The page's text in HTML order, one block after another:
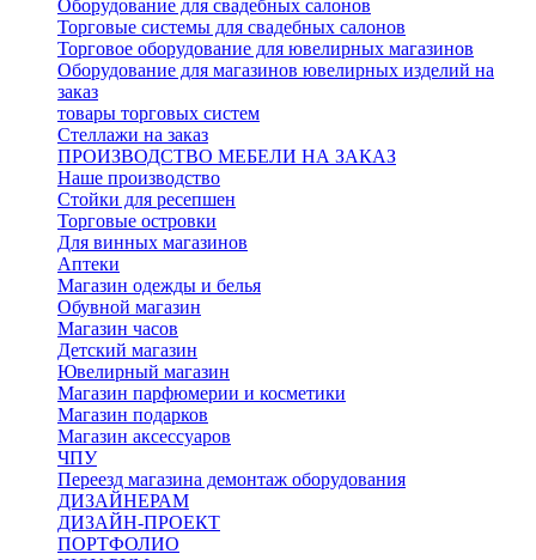
Оборудование для свадебных салонов
Торговые системы для свадебных салонов
Торговое оборудование для ювелирных магазинов
Оборудование для магазинов ювелирных изделий на
заказ
товары торговых систем
Стеллажи на заказ
ПРОИЗВОДСТВО МЕБЕЛИ НА ЗАКАЗ
Наше производство
Стойки для ресепшен
Торговые островки
Для винных магазинов
Аптеки
Магазин одежды и белья
Обувной магазин
Магазин часов
Детский магазин
Ювелирный магазин
Магазин парфюмерии и косметики
Магазин подарков
Магазин аксессуаров
ЧПУ
Переезд магазина демонтаж оборудования
ДИЗАЙНЕРАМ
ДИЗАЙН-ПРОЕКТ
ПОРТФОЛИО